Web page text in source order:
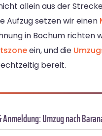
allein aus der
Aufzug setzen wir einen
in Bochum richten
ein, und die
bereit.
Anmeldung: Umzug nach